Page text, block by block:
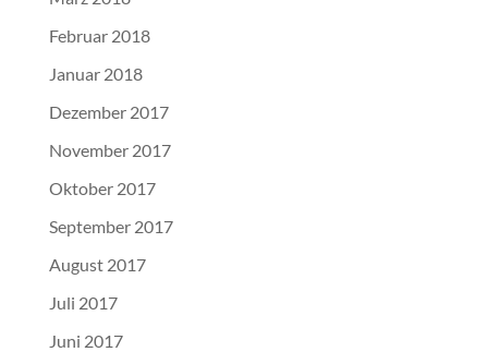
Februar 2018
Januar 2018
Dezember 2017
November 2017
Oktober 2017
September 2017
August 2017
Juli 2017
Juni 2017